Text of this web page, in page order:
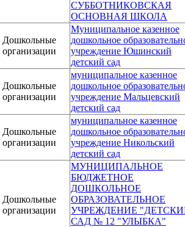
СУББОТНИКОВСКАЯ
ОСНОВНАЯ ШКОЛА
Дошкольные
организации
Муниципальное казенное
дошкольное
учреждение Юшинский
детский сад
Дошкольные
организации
муниципальное казенное
дошкольное
учреждение Мальцевский
детский сад
Дошкольные
организации
муниципальное казенное
дошкольное
учреждение Никольский
детский сад
Дошкольные
организации
МУНИЦИПАЛЬНОЕ
БЮДЖЕТНОЕ
ДОШКОЛЬНОЕ
ОБРАЗОВАТЕЛЬНОЕ
УЧРЕЖДЕНИЕ
САД № 12 "УЛЫБКА"